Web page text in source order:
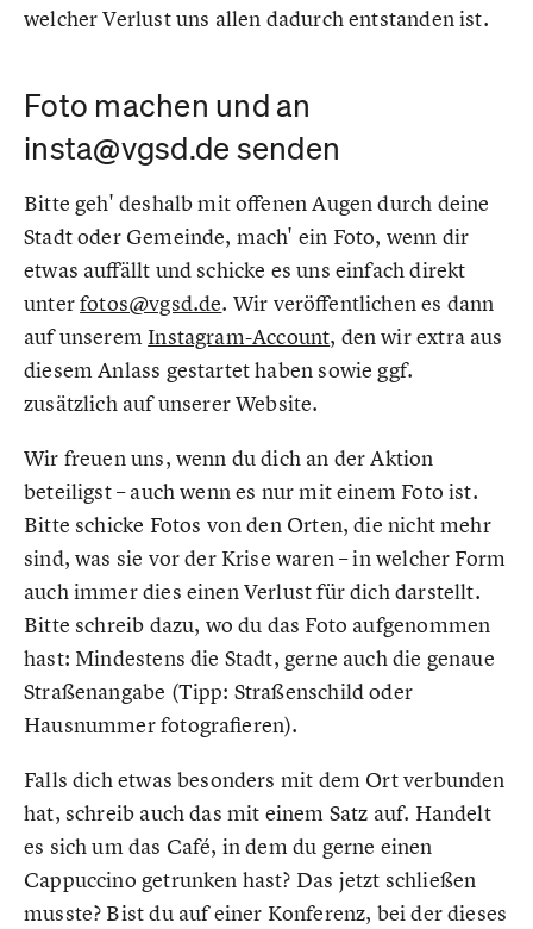
welcher Verlust uns allen dadurch entstanden ist.
Foto machen und an
insta@vgsd.de senden
Bitte geh' deshalb mit offenen Augen durch deine
Stadt oder Gemeinde, mach' ein Foto, wenn dir
etwas auffällt und schicke es uns einfach direkt
unterfotos@vgsd.de. Wir veröffentlichen es dann
auf unserem Instagram-Account, den wir extra aus
diesem Anlass gestartet haben sowie ggf.
zusätzlich auf unserer Website.
Wir freuen uns, wenn du dich an der Aktion
beteiligst – auch wenn es nur mit einem Foto ist.
Bitte schicke Fotos von den Orten, die nicht mehr
sind, was sie vor der Krise waren – in welcher Form
auch immer dies einen Verlust für dich darstellt.
Bitte schreib dazu, wo du das Foto aufgenommen
hast: Mindestens die Stadt, gerne auch die genaue
Straßenangabe (Tipp: Straßenschild oder
Hausnummer fotografieren).
Falls dich etwas besonders mit dem Ort verbunden
hat, schreib auch das mit einem Satz auf. Handelt
es sich um das Café, in dem du gerne einen
Cappuccino getrunken hast? Das jetzt schließen
musste? Bist du auf einer Konferenz, bei der dieses